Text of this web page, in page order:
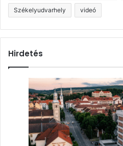
Székelyudvarhely videó
Hirdetés